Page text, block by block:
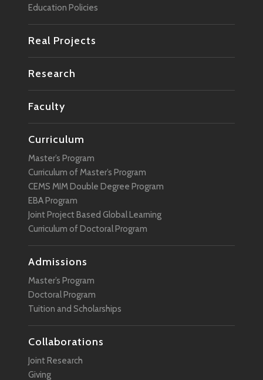
Education Policies
Real Projects
Research
Faculty
Curriculum
Master’s Program
Curriculum of Master’s Program
CEMS MIM Double Degree Program
EBA Program
Joint Project Based Global Learning
Curriculum of Doctoral Program
Admissions
Master’s Program
Doctoral Program
Tuition and Scholarships
Collaborations
Joint Research
Giving